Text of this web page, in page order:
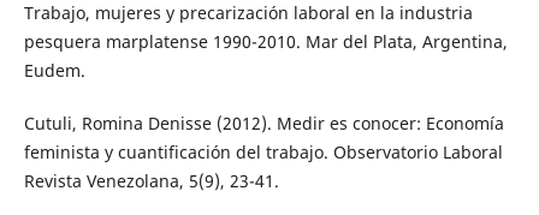
Trabajo, mujeres y precarización laboral en la industria
pesquera marplatense 1990-2010. Mar del Plata, Argentina,
Eudem.
Cutuli, Romina Denisse (2012). Medir es conocer: Economía
feminista y cuantificación del trabajo. Observatorio Laboral
Revista Venezolana, 5(9), 23-41.